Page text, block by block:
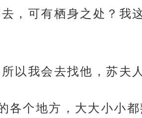
，可有栖身之处？我
以我会去找他，苏夫
各个地方，大大小小